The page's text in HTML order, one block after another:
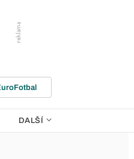
DALŠÍ